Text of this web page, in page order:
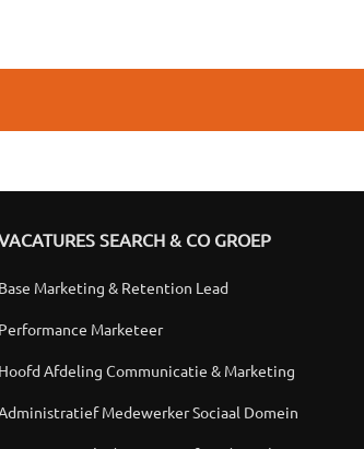
SEARCH & CO GROEP
Base Marketing & Retention Lead
Performance Marketeer
Hoofd Afdeling Communicatie & Marketing
Medewerker Sociaal Domein